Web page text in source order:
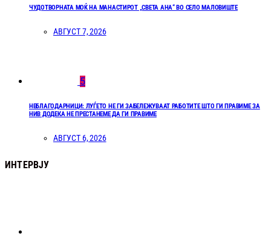
ЧУДОТВОРНАТА МОЌ НА МАНАСТИРОТ „СВЕТА АНА“ ВО СЕЛО МАЛОВИШТЕ
АВГУСТ 7, 2026
5
НЕБЛАГОДАРНИЦИ: ЛУЃЕТО НЕ ГИ ЗАБЕЛЕЖУВААТ РАБОТИТЕ ШТО ГИ ПРАВИМЕ ЗА
НИВ ДОДЕКА НЕ ПРЕСТАНЕМЕ ДА ГИ ПРАВИМЕ
АВГУСТ 6, 2026
ИНТЕРВЈУ